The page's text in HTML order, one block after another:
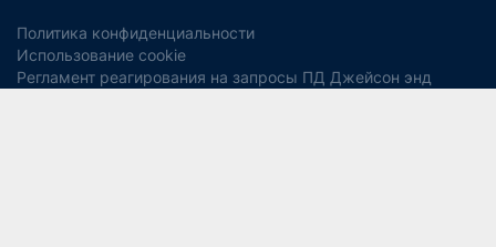
Политика конфиденциальности
Использование cookie
Регламент реагирования на запросы ПД Джейсон энд